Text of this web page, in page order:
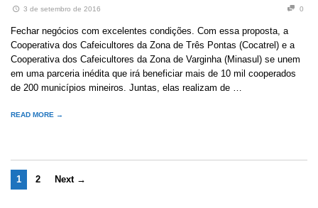
3 de setembro de 2016 0
Fechar negócios com excelentes condições. Com essa proposta, a
Cooperativa dos Cafeicultores da Zona de Três Pontas (Cocatrel) e a
Cooperativa dos Cafeicultores da Zona de Varginha (Minasul) se unem
em uma parceria inédita que irá beneficiar mais de 10 mil cooperados
de 200 municípios mineiros. Juntas, elas realizam de …
READ MORE →
1 2 Next →